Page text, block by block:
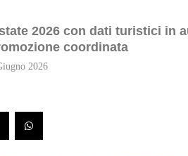
2026 con dati turistici in
coordinata
2026